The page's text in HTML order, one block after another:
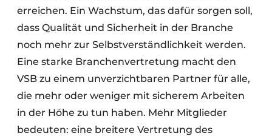
erreichen. Ein Wachstum, das dafür sorgen soll,
dass Qualität und Sicherheit in der Branche
noch mehr zur Selbstverständlichkeit werden.
Eine starke Branchenvertretung macht den
VSB zu einem unverzichtbaren Partner für alle,
die mehr oder weniger mit sicherem Arbeiten
in der Höhe zu tun haben. Mehr Mitglieder
bedeuten: eine breitere Vertretung des